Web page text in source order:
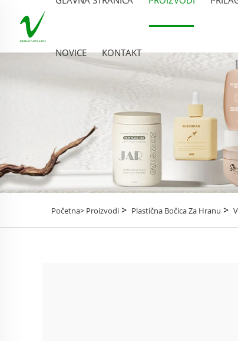
NOVICE KONTAKT
Početna> Proizvodi > Plastična Bočica Za Hranu >